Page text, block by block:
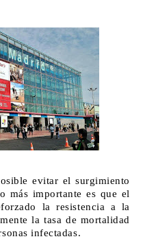
evitar el surgimiento
más importante es que el
la resistencia a la
la tasa de mortalidad
infectadas.